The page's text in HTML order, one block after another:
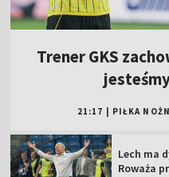
Trener GKS
21:17 PIŁKA
Lech ma
Roważa